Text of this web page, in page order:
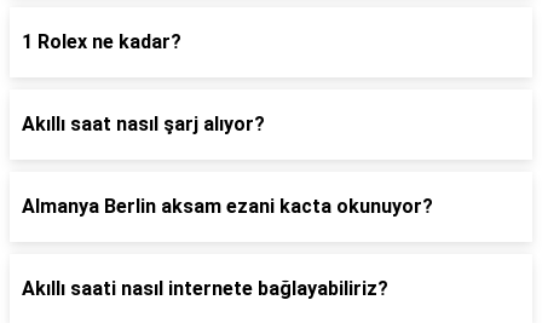
1 Rolex ne kadar?
Akıllı saat nasıl şarj alıyor?
Almanya Berlin aksam ezani kacta okunuyor?
Akıllı saati nasıl internete bağlayabiliriz?